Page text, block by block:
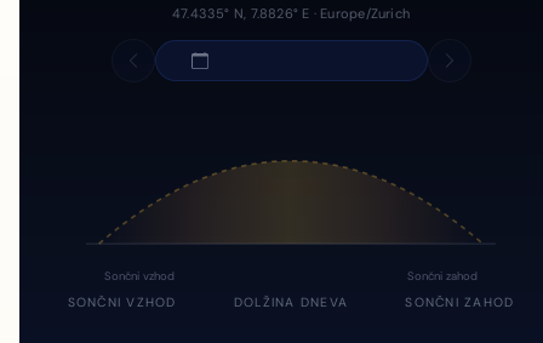
47.4335° N, 7.8826° E · Europe/Zurich
Sončni vzhod Sončni zahod
SONČNI VZHOD DOLŽINA DNEVA SONČNI ZAHOD